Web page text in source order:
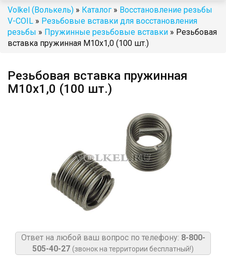
Volkel (Волькель) » Каталог » Восстановление резьбы
V-COIL » Резьбовые вставки для восстановления
резьбы » Пружинные резьбовые вставки » Резьбовая
вставка пружинная M10x1,0 (100 шт.)
Резьбовая вставка пружинная
M10x1,0 (100 шт.)
Ответ на любой ваш вопрос по телефону: 8-800-
505-40-27 (звонок на территории бесплатный!)